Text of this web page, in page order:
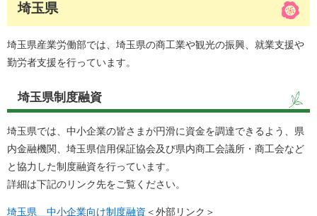
埼玉県
埼玉県産業労働部では、埼玉県の商工業や観光の振興、就業支援や
勤労者支援を行っています。
埼玉県制度融資
埼玉県では、中小企業の皆さまが円滑に資金を調達できるよう、県
内金融機関、埼玉県信用保証協会及び県内商工会議所・商工会など
と協力した制度融資を行っています。
詳細は下記のリンク先をご覧ください。
埼玉県 中小企業向け制度融資 ＜外部リンク＞